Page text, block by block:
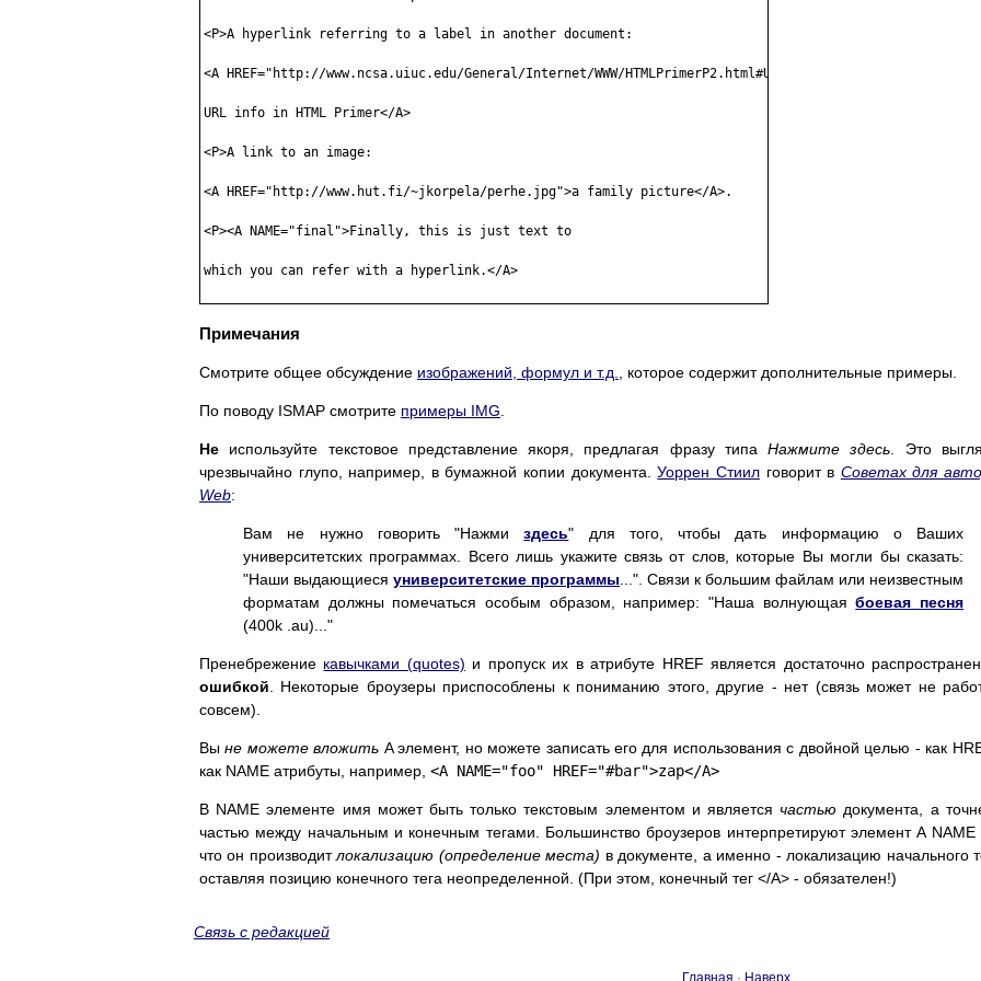
<P>A hyperlink referring to a label in another document:
<A HREF="http://www.ncsa.uiuc.edu/General/Internet/WWW/HTMLPrimerP2.html#UR">
URL info in HTML Primer</A>
<P>A link to an image:
<A HREF="http://www.hut.fi/~jkorpela/perhe.jpg">a family picture</A>.
<P><A NAME="final">Finally, this is just text to
which you can refer with a hyperlink.</A>
Примечания
Смотрите общее обсуждение изображений, формул и т.д. , которое содержит дополнительные примеры.
По поводу ISMAP смотрите примеры IMG
Не используйте текстовое представление якоря, предлагая фразу типаНажмите здесь . Это
чрезвычайно глупо, например, в бумажной копии документа.Уоррен Стиилговорит в Советах для
Web:
Вам не нужно говорить "Нажмиздесь" для того, чтобы дать информацию о Ваших
университетских программах. Всего лишь укажите связь от слов, которые Вы могли бы сказать:
"Наши выдающиеся университетские программы ...". Связи к большим файлам или неизвестным
форматам должны помечаться особым образом, например: "Наша волнующаябоевая песня
(400k .au)..."
Пренебрежение кавычками (quotes) и пропуск их в атрибуте HREF является достаточно
ошибкой . Некоторые броузеры приспособлены к пониманию этого, другие - нет (связь может не
совсем).
Выне можете вложить A элемент, но можете записать его для использования с двойной целью - как
как NAME атрибуты, например, <A NAME="foo" HREF="#bar">zap</A>
В NAME элементе имя может быть только текстовым элементом и является частью документа, а
частью между начальным и конечным тегами. Большинство броузеров интерпретируют элемент A NAME
что он производитлокализацию (определение места) в документе, а именно - локализацию начального
оставляя позицию конечного тега неопределенной. (При этом, конечный тег </A> - обязателен!)
Связь с редакцией
Главная · Наверх